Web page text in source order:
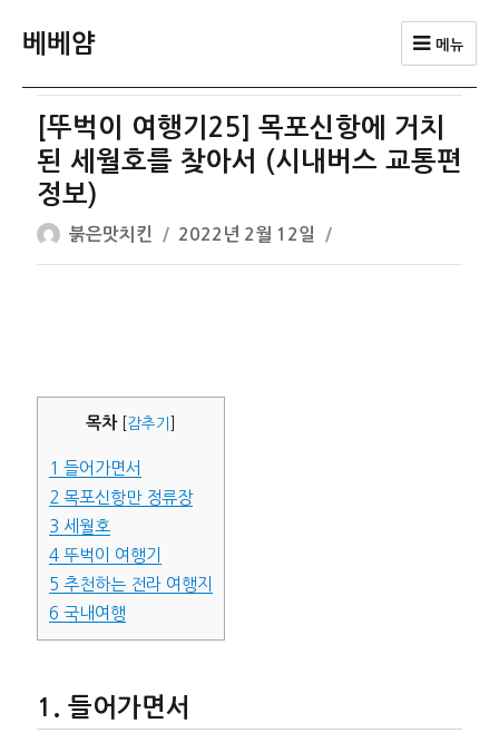
베베얌 메뉴
[뚜벅이 여행기25] 목포신항에 거치
된 세월호를 찾아서 (시내버스 교통편
정보)
글
쓴
붉은맛치킨
작
성
2022년 2월 12일
목차 감추기
1 들어가면서
2 목포신항만 정류장
3 세월호
4뚜벅이 여행기
5 추천하는 전라 여행지
6 국내여행
들어가면서